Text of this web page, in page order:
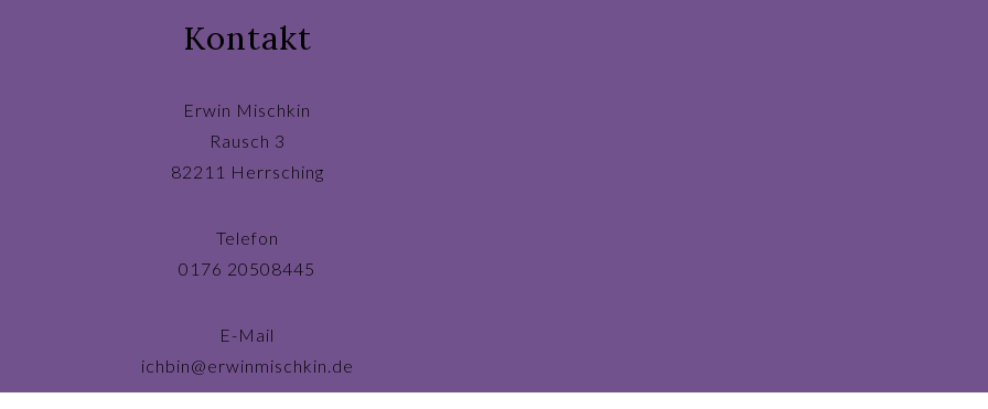
Kontakt
Erwin Mischkin
Rausch 3
82211 Herrsching
Telefon
0176 20508445
E-Mail
ichbin@erwinmischkin.de